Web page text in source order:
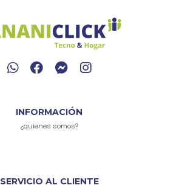
INFORMACIÓN
¿quienes somos?
SERVICIO AL CLIENTE